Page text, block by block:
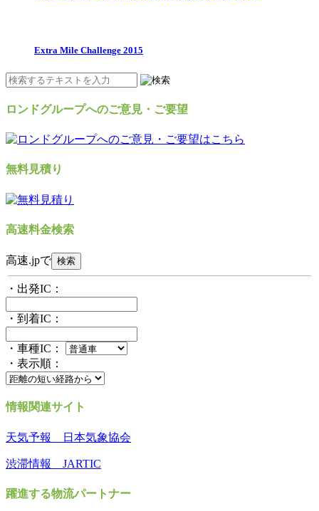
Extra Mile Challenge 2015
ロンドグループへのご意見・ご要望
無料見積り
高速料金検索
高速.jpで
・出発IC：
・到着IC：
・車種IC：
・表示順：
情報関連サイト
天気予報 日本気象協会
渋滞情報 JARTIC
躍進する物流パートナー